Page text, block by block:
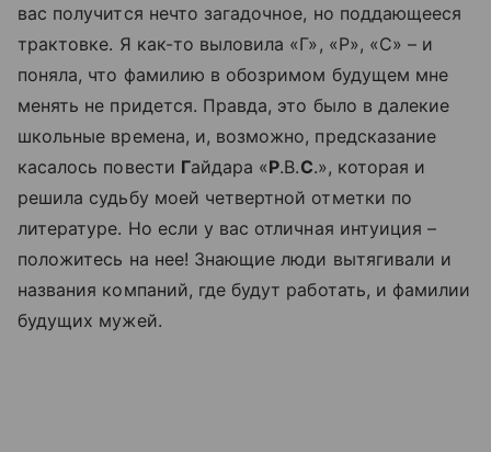
вас получится нечто загадочное, но поддающееся
трактовке. Я как-то выловила «Г», «Р», «С» – и
поняла, что фамилию в обозримом будущем мне
менять не придется. Правда, это было в далекие
школьные времена, и, возможно, предсказание
касалось повести Гайдара «Р.В.С.», которая и
решила судьбу моей четвертной отметки по
литературе. Но если у вас отличная интуиция –
положитесь на нее! Знающие люди вытягивали и
названия компаний, где будут работать, и фамилии
будущих мужей.